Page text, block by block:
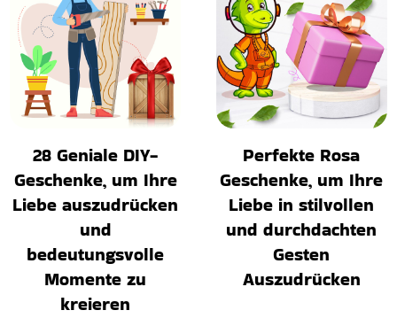
28 Geniale DIY-
Geschenke, um Ihre
Liebe auszudrücken
und
bedeutungsvolle
Momente zu
kreieren
Perfekte Rosa
Geschenke, um Ihre
Liebe in stilvollen
und durchdachten
Gesten
Auszudrücken